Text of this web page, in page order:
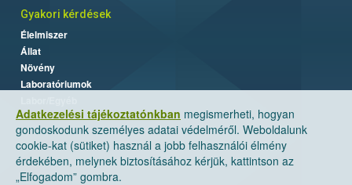
Adatkezelési tájékoztatónkban megismerheti, hogyan
gondoskodunk személyes adatai védelméről. Weboldalunk
cookie-kat (sütiket) használ a jobb felhasználói élmény
érdekében, melynek biztosításához kérjük, kattintson az
„Elfogadom” gombra.
Gyakori kérdések
Élelmiszer
Állat
Növény
Laboratóriumok